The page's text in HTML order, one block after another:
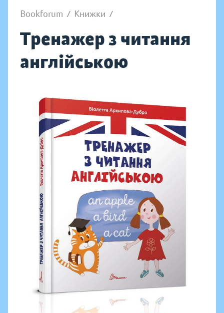
Bookforum / Книжки /
Тренажер з читання
англійською